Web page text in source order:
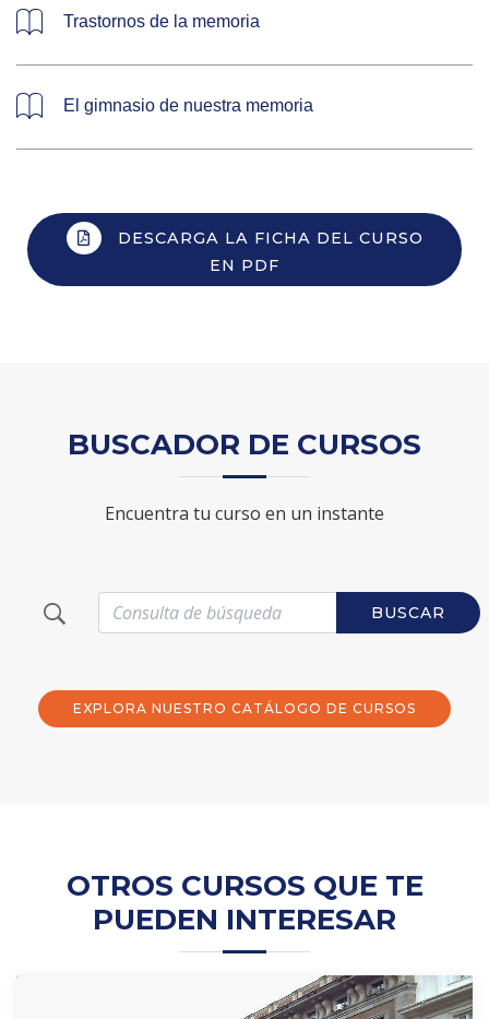
Trastornos de la memoria
El gimnasio de nuestra memoria
DESCARGA LA FICHA DEL CURSO
EN PDF
BUSCADOR DE CURSOS
Encuentra tu curso en un instante
BUSCAR
EXPLORA NUESTRO CATÁLOGO DE CURSOS
OTROS CURSOS QUE TE
PUEDEN INTERESAR